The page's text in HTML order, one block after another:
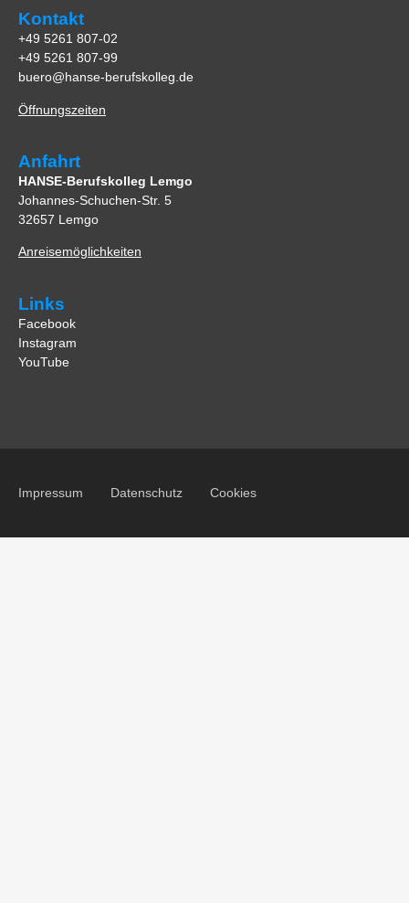
Kontakt
+49 5261 807-02
+49 5261 807-99
buero@hanse-berufskolleg.de
Öffnungszeiten
Anfahrt
HANSE-Berufskolleg Lemgo
Johannes-Schuchen-Str. 5
32657 Lemgo
Anreisemöglichkeiten
Links
Facebook
Instagram
YouTube
Impressum Datenschutz Cookies